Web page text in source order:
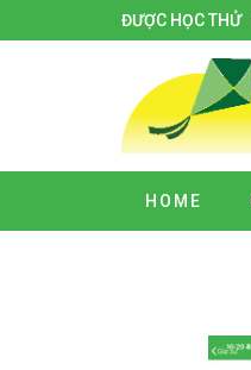
ĐƯỢC HỌC THỬ
HOME